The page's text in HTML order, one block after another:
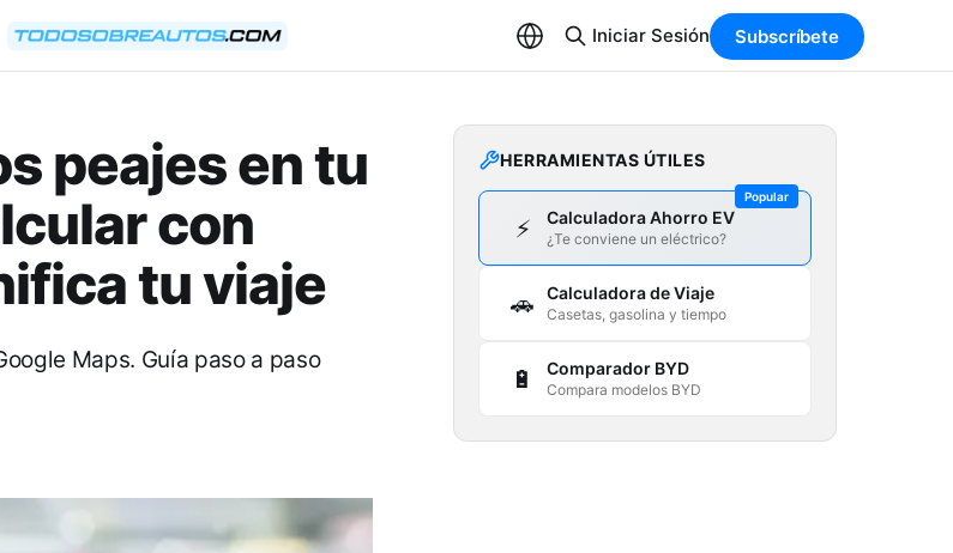
Iniciar Sesión Subscríbete
peajes en tu
con
tu viaje
Maps. Guía paso a paso
HERRAMIENTAS ÚTILES
Popular
⚡ Calculadora Ahorro EV
¿Te conviene un eléctrico?
🚗 Calculadora de Viaje
Casetas, gasolina y tiempo
🔋 Comparador BYD
Compara modelos BYD